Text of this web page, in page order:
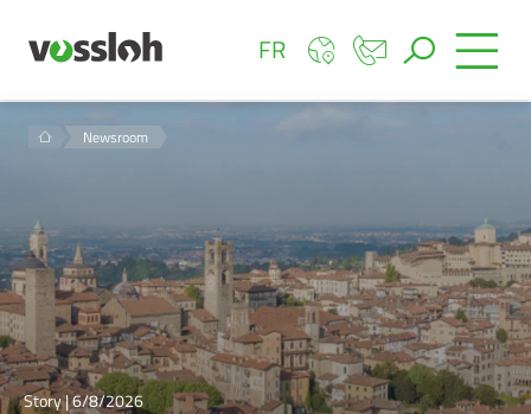
FR
Newsroom
Story | 6/8/2026